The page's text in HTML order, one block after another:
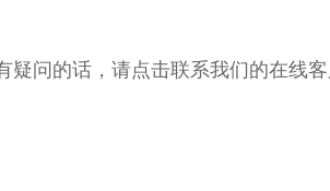
问的话，请点击联系我们的在线